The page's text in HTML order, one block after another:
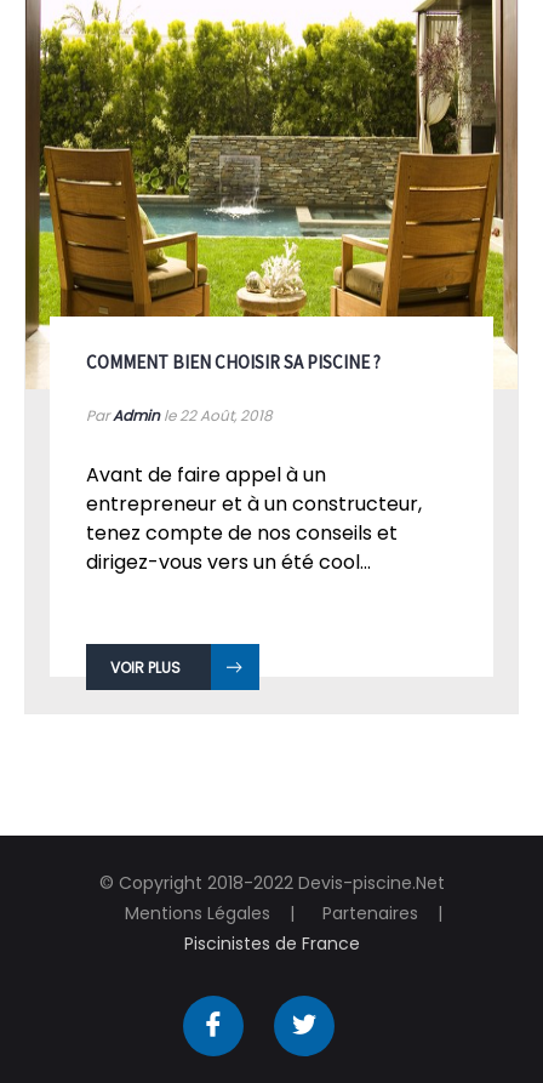
COMMENT BIEN CHOISIR SA PISCINE ?
ParAdminle 22Août, 2018
Avant de faire appel à un
entrepreneur et à un constructeur,
tenez compte de nos conseils et
dirigez-vous vers un été cool...
VOIR PLUS
© Copyright 2018-2022 Devis-piscine.Net
Mentions Légales
Partenaires
Piscinistes de France